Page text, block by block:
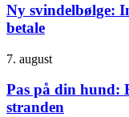
Ny svindelbølge:
betale
7. august
Pas på din hund:
stranden